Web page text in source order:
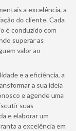
a excelência, a
do cliente. Cada
é conduzido com
superar as
valor ao
e a eficiência, a
a sua ideia
e agende uma
suas
e elaborar um
a excelência em